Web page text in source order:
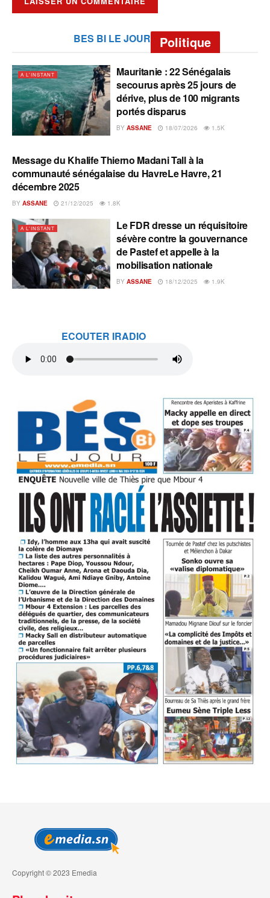
BES BI LE JOUR Politique
A L'INSTANT
Mauritanie : 22 Sénégalais
secourus après 25 jours de
dérive, plus de 100 migrants
portés disparus
BY ASSANE 18/07/2026 1.5K
A L'INSTANT
Message du Khalife Thierno Madani Tall à la
communauté sénégalaise du HavreLe Havre, 21
décembre 2025
BY ASSANE 21/12/2025 1.8K
A L'INSTANT
Le FDR dresse un réquisitoire
sévère contre la gouvernance
de Pastef et appelle à la
mobilisation nationale
BY ASSANE 18/12/2025 1.9K
ECOUTER IRADIO
Copyright © 2023 Emedia